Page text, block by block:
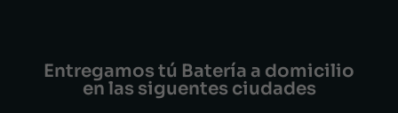
Entregamos tú Batería a domicilio
en las siguentes ciudades